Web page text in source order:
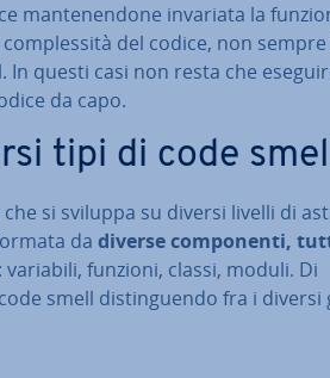
man­te­nen­do­ne invariata la
del codice, non sempre
In questi casi non resta che
da capo.
tipi di code
si sviluppa su diversi livelli di
da diverse com­po­nen­ti,
: variabili, funzioni, classi, moduli. Di
smell di­stin­guen­do fra i diversi